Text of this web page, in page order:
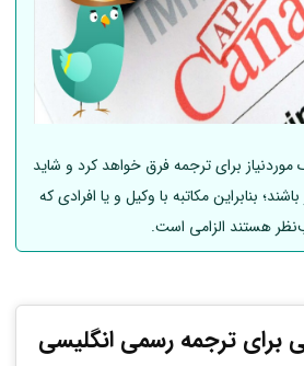
برای ترجمه فرق خواهد کرد و شاید
بنابراین مکاتبه با وکیل و یا افرادی که
هستند الزامی است.
برای ترجمه رسمی انگلیسی